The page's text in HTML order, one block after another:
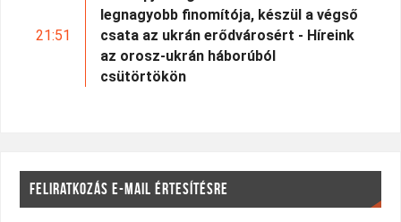
21:51
legnagyobb finomítója, készül a végső
csata az ukrán erődvárosért - Híreink
az orosz-ukrán háborúból
csütörtökön
FELIRATKOZÁS E-MAIL ÉRTESÍTÉSRE